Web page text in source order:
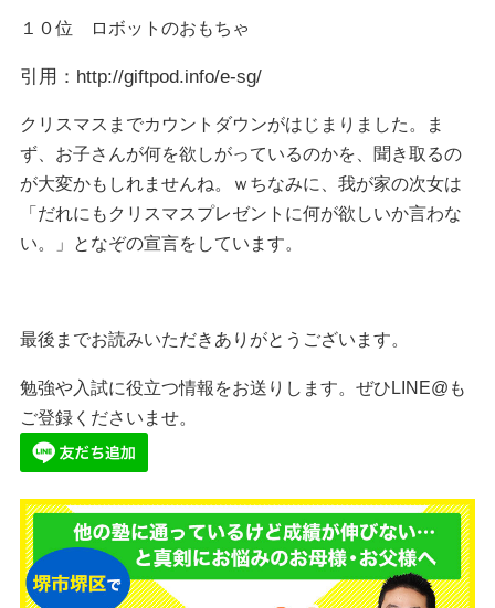
１０位 ロボットのおもちゃ
引用：http://giftpod.info/e-sg/
クリスマスまでカウントダウンがはじまりました。ま
ず、お子さんが何を欲しがっているのかを、聞き取るの
が大変かもしれませんね。ｗちなみに、我が家の次女は
「だれにもクリスマスプレゼントに何が欲しいか言わな
い。」となぞの宣言をしています。
最後までお読みいただきありがとうございます。
勉強や入試に役立つ情報をお送りします。ぜひLINE@も
ご登録くださいませ。